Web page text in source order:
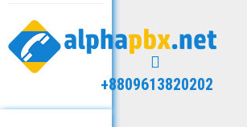
+8809613820202